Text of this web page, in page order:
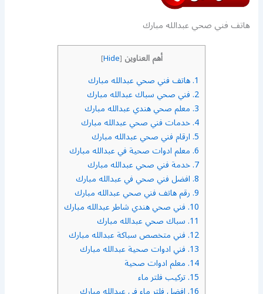
هاتف فني صحي عبدالله مبارك
أهم العناوين [
Hide
]
1. هاتف فني صحي عبدالله مبارك
2. فني صحي سباك عبدالله مبارك
3. معلم صحي هندي عبدالله مبارك
4. خدمات فني صحي عبدالله مبارك
5. ارقام فني صحي عبدالله مبارك
6. معلم ادوات صحية في عبدالله مبارك
7. خدمة فني صحي عبدالله مبارك
8. افضل فني صحي في عبدالله مبارك
9. رقم هاتف فني صحي عبدالله مبارك
10. فني صحي هندي شاطر عبدالله مبارك
11. سباك صحي عبدالله مبارك
12. فني متخصص سباكة عبدالله مبارك
13. فني ادوات صحية عبدالله مبارك
14. معلم ادوات صحية
15. تركيب فلتر ماء